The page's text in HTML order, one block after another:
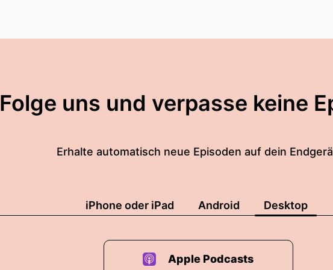
Folge uns und verpasse keine
Erhalte automatisch neue Episoden auf dein
iPhone oder iPad Android Desktop
Apple Podcasts